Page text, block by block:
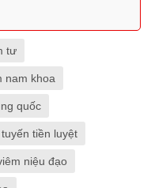
tư
nam khoa
quốc
tiền luyệt
niệu đạo